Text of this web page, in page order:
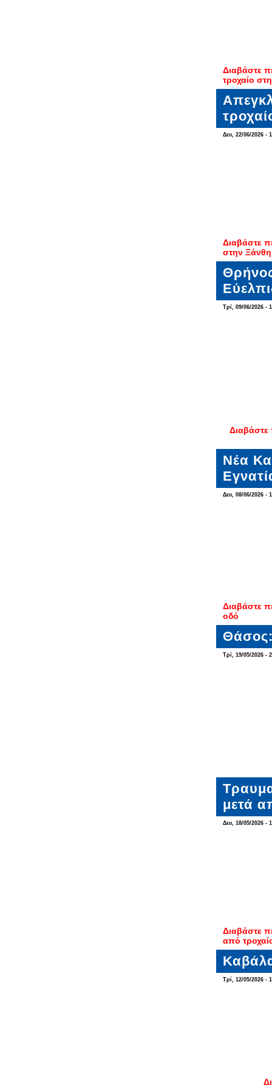
Διαβάστε
τροχαίο
Δευ, 22/06/2026 -
Διαβάστε
στην Ξάνθη
Τρί, 09/06/2026 -
Διαβάστε
Νέα
Δευ, 08/06/2026 -
Διαβάστε
οδό
Τρί, 19/05/2026 -
μετά
Δευ, 18/05/2026 -
Διαβάστε
από
Τρί, 12/05/2026 -